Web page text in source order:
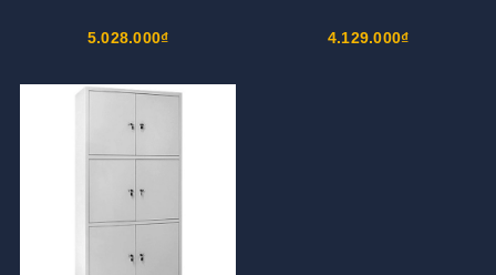
5.028.000₫ 4.129.000₫